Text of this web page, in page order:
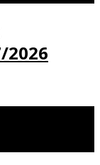
2026